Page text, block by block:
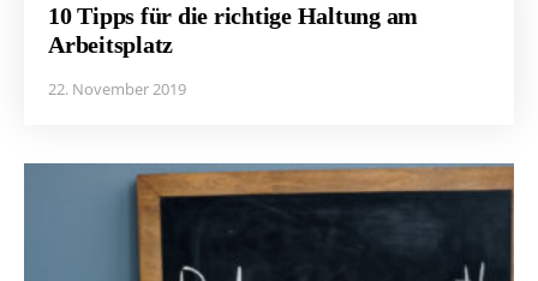
10 Tipps für die richtige Haltung am
Arbeitsplatz
22. November 2019